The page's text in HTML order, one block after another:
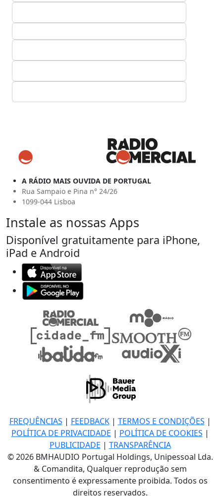
A RÁDIO MAIS OUVIDA DE PORTUGAL
Rua Sampaio e Pina n° 24/26
1099-044 Lisboa
Instale as nossas Apps
Disponível gratuitamente para iPhone,
iPad e Android
FREQUÊNCIAS | FEEDBACK| TERMOS E CONDIÇÕES |
POLÍTICA DE PRIVACIDADE | POLÍTICA DE COOKIES |
PUBLICIDADE | TRANSPARÊNCIA
© 2026 BMHAUDIO Portugal Holdings, Unipessoal Lda.
& Comandita, Qualquer reprodução sem
consentimento é expressamente proibida. Todos os
direitos reservados.